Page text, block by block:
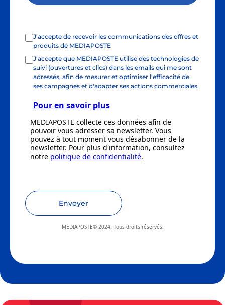
J'accepte de recevoir les communications des offres et
produits de MEDIAPOSTE
J'accepte que MEDIAPOSTE utilise des technologies de
suivi (ouvertures et clics) dans les emails qui me sont
adressés, afin de mesurer et optimiser l'efficacité de
ses campagnes et d'adapter ses actions commerciales.
Pour en savoir plus
MEDIAPOSTE collecte ces données afin de
pouvoir vous adresser sa newsletter. Vous
pouvez à tout moment vous désabonner de la
newsletter. Pour plus d'information, consultez
notre politique de confidentialité.
Envoyer
MEDIAPOSTE© 2024. Tous droits réservés.